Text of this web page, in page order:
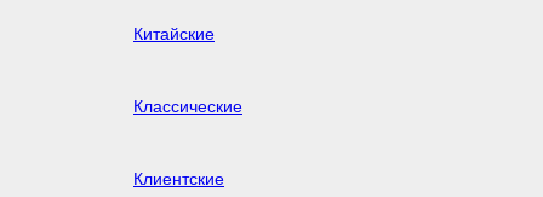
Китайские
Классические
Клиентские